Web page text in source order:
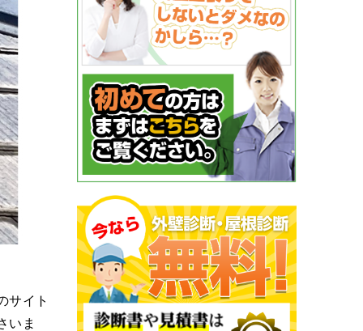
サイト
いま